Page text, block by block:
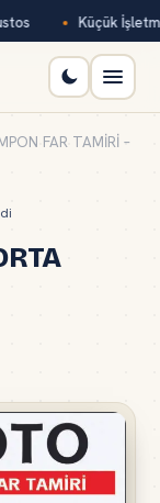
Küçük
FAR TAMİRİ –